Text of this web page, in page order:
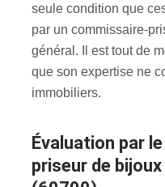
seule condition que
par un commissaire-
général. Il est tout de
que son expertise ne
immobiliers.
évaluation par le commissaire-
priseur de